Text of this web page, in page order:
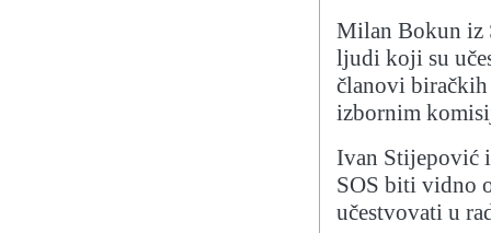
Milan Bokun iz
ljudi koji su
članovi
izbornim
Ivan Stijepović
SOS biti vidno
učestvovati u